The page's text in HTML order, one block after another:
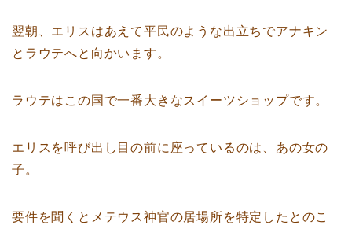
翌朝、エリスはあえて平民のような出立ちでアナキン
とラウテへと向かいます。
ラウテはこの国で一番大きなスイーツショップです。
エリスを呼び出し目の前に座っているのは、あの女の
子。
要件を聞くとメテウス神官の居場所を特定したとのこ